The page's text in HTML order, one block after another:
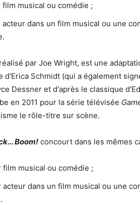
musical ou comédie ;
dans un film musical ou une
par Joe Wright, est une
d'Erica Schmidt (qui a également
Dessner et d'après le classique
en 2011 pour la série télévisée
le rôle-titre sur scène.
Boom! concourt dans les mêmes
film musical ou comédie ;
acteur dans un film musical ou une